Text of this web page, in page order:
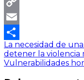
Copy
Link
Email
Compartir
La necesidad de
detener la violencia
Vulnerabilidades